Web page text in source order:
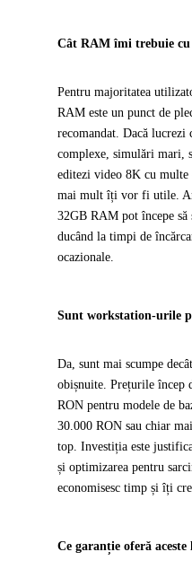
Cât RAM îmi trebuie cu
Pentru majoritatea
RAM este un punct de
recomandat. Dacă lucrezi
complexe, simulări mari,
editezi video 8K cu
mai mult îți vor fi utile.
32GB RAM pot începe
ducând la timpi de
ocazionale.
Sunt workstation-urile
Da, sunt mai scumpe
obișnuite. Prețurile încep
RON pentru modele de
30.000 RON sau chiar
top. Investiția este
și optimizarea pentru
economisesc timp și îți
Ce garanție oferă